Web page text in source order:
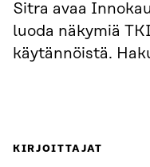
Sitra avaa
luoda näkymiä
käytännöistä.
KIRJOITTAJAT